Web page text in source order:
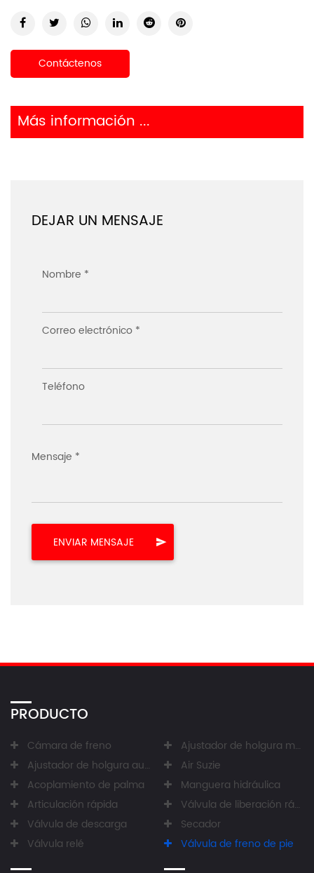
Contáctenos
Más información ...
DEJAR UN MENSAJE
Nombre *
Correo electrónico *
Teléfono
Mensaje *
PRODUCTO
Cámara de freno
Ajustador de holgura manual
Ajustador de holgura automático
Air Suzie
Acoplamiento de palma
Manguera hidráulica
Articulación rápida
Válvula de liberación rápida
Válvula de descarga
Secador
Válvula relé
Válvula de freno de pie